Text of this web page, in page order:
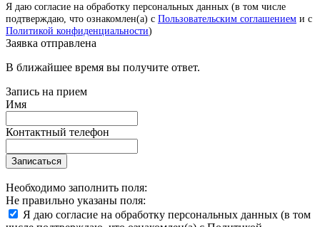
Я даю согласие на обработку персональных данных (в том числе
подтверждаю, что ознакомлен(а) с Пользовательским соглашением и с
Политикой конфиденциальности)
Заявка отправлена
В ближайшее время вы получите ответ.
Запись на прием
Имя
Контактный телефон
Записаться
Необходимо заполнить поля:
Не правильно указаны поля:
Я даю согласие на обработку персональных данных (в том